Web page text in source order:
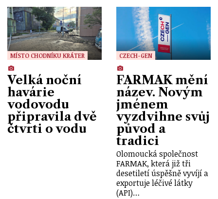
MÍSTO CHODNÍKU KRÁTER
Velká noční
havárie
vodovodu
připravila dvě
čtvrti o vodu
CZECH-GEN
FARMAK mění
název. Novým
jménem
vyzdvihne svůj
původ a
tradici
Olomoucká společnost
FARMAK, která již tři
desetiletí úspěšně vyvíjí a
exportuje léčivé látky
(API)…